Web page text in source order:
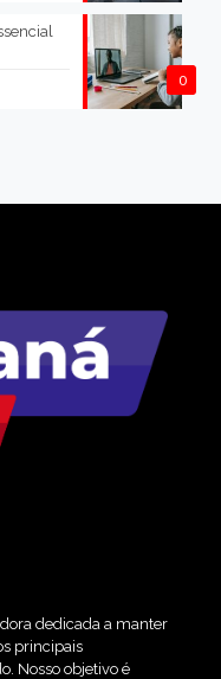
0
dedicada a manter
principais
Nosso objetivo é